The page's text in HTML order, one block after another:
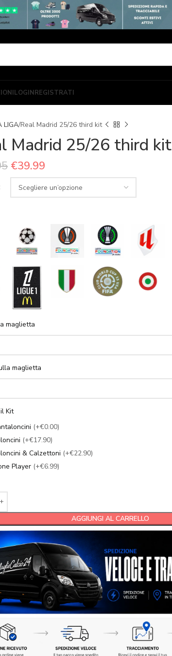
LOGINREGISTRATI
LIGA Real Madrid 25/26 third kit
Madrid 25/26 third kit
€39.99
maglietta
maglietta
Kit
(+€0.00)
(+€17.90)
& Calzettoni (+€22.90)
Player (+€6.99)
AGGIUNGI AL CARRELLO